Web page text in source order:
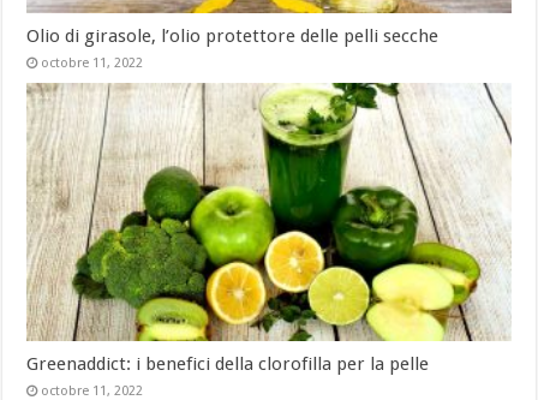
Olio di girasole, l’olio protettore delle pelli secche
octobre 11, 2022
Greenaddict: i benefici della clorofilla per la pelle
octobre 11, 2022